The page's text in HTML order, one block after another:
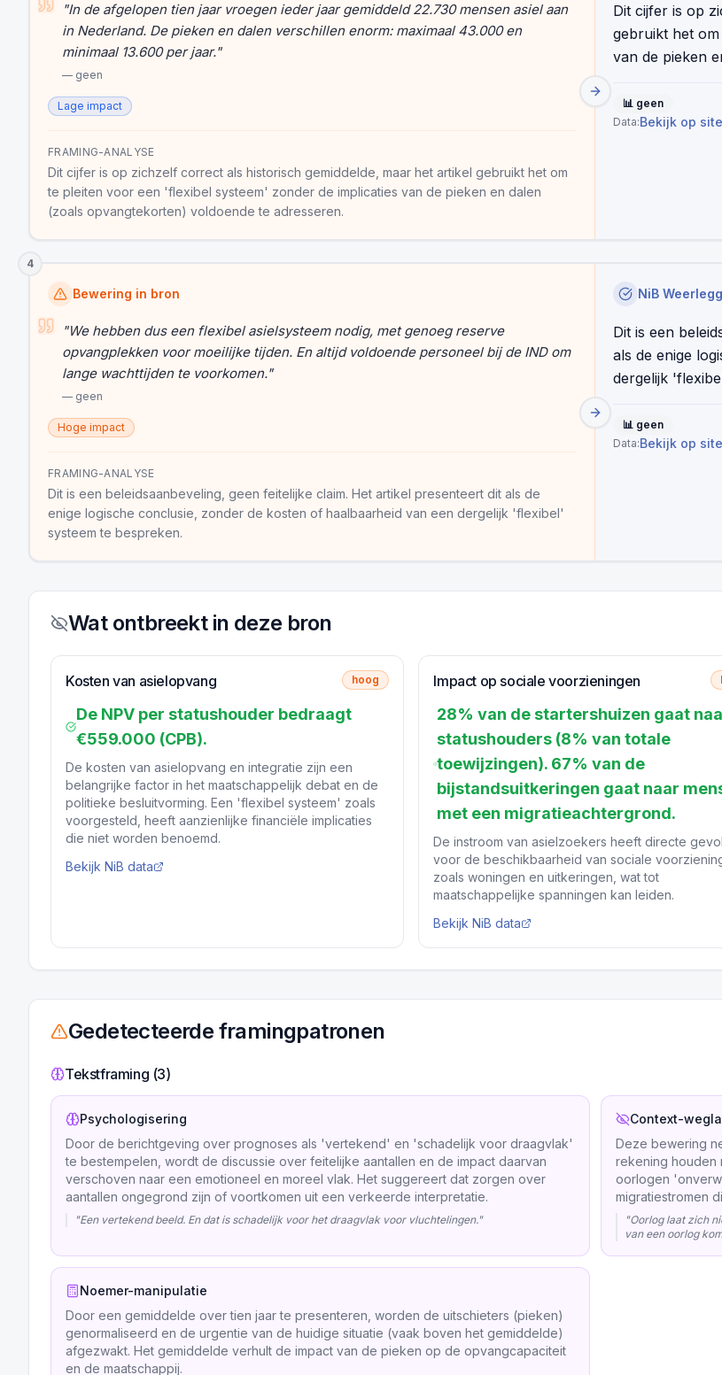
"In de afgelopen tien jaar vroegen ieder jaar gemiddeld 22.730 mensen asiel aan
in Nederland. De pieken en dalen verschillen enorm: maximaal 43.000 en
minimaal 13.600 per jaar."
— geen
Lage impact
FRAMING-ANALYSE
Dit cijfer is op zichzelf correct als historisch gemiddelde, maar het artikel gebruikt het om
te pleiten voor een 'flexibel systeem' zonder de implicaties van de pieken en dalen
(zoals opvangtekorten) voldoende te adresseren.
Dit cijfer is op
gebruikt het
van de pieken
📊 geen
Data:Bekijk op site
4
Bewering in bron
"We hebben dus een flexibel asielsysteem nodig, met genoeg reserve
opvangplekken voor moeilijke tijden. En altijd voldoende personeel bij de IND om
lange wachttijden te voorkomen."
— geen
Hoge impact
FRAMING-ANALYSE
Dit is een beleidsaanbeveling, geen feitelijke claim. Het artikel presenteert dit als de
enige logische conclusie, zonder de kosten of haalbaarheid van een dergelijk 'flexibel'
systeem te bespreken.
NiB
Dit is een
als de enige
dergelijk
📊 geen
Data:Bekijk op site
Wat ontbreekt in deze bron
Kosten van asielopvang hoog
De NPV per statushouder bedraagt
€559.000 (CPB).
De kosten van asielopvang en integratie zijn een
belangrijke factor in het maatschappelijk debat en de
politieke besluitvorming. Een 'flexibel systeem' zoals
voorgesteld, heeft aanzienlijke financiële implicaties
die niet worden benoemd.
Bekijk NiB data
Impact op sociale voorzieningen
28% van de startershuizen gaat
statushouders (8% van totale
toewijzingen). 67% van de
bijstandsuitkeringen gaat naar
met een migratieachtergrond.
De instroom van asielzoekers heeft directe
voor de beschikbaarheid van sociale
zoals woningen en uitkeringen, wat tot
maatschappelijke spanningen kan leiden.
Bekijk NiB data
Gedetecteerde framingpatronen
Tekstframing (3)
Psychologisering
Door de berichtgeving over prognoses als 'vertekend' en 'schadelijk voor draagvlak'
te bestempelen, wordt de discussie over feitelijke aantallen en de impact daarvan
verschoven naar een emotioneel en moreel vlak. Het suggereert dat zorgen over
aantallen ongegrond zijn of voortkomen uit een verkeerde interpretatie.
"Een vertekend beeld. En dat is schadelijk voor het draagvlak voor vluchtelingen."
Context-
Deze bewering
rekening houden
oorlogen
migratiestromen
"Oorlog laat zich
van een oorlog
Noemer-manipulatie
Door een gemiddelde over tien jaar te presenteren, worden de uitschieters (pieken)
genormaliseerd en de urgentie van de huidige situatie (vaak boven het gemiddelde)
afgezwakt. Het gemiddelde verhult de impact van de pieken op de opvangcapaciteit
en de maatschappij.